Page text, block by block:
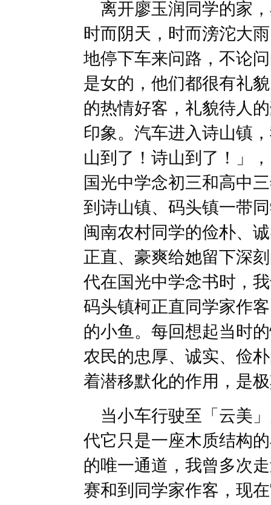
离开廖玉润同学的家
时而阴天，时而滂沱大
地停下车来问路，不论
是女的，他们都很有礼
的热情好客，礼貌待人
印象。汽车进入诗山镇
山到了！诗山到了！」
国光中学念初三和高中
到诗山镇、码头镇一带
闽南农村同学的俭朴、
正直、豪爽给她留下深
代在国光中学念书时，
码头镇柯正直同学家作
的小鱼。每回想起当时
农民的忠厚、诚实、俭
着潜移默化的作用，是
当小车行驶至「云美
代它只是一座木质结构
的唯一通道，我曾多次
赛和到同学家作客，现